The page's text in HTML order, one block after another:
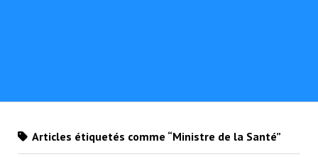
Articles étiquetés comme “Ministre de la Santé”